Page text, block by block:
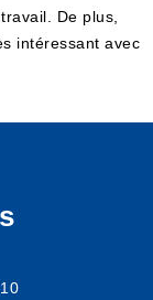
De plus,
intéressant avec